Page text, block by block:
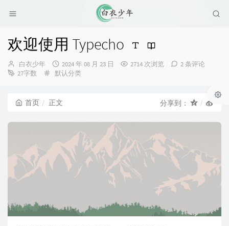
欢迎使用 Typecho
博
主：
白衣少年
发
布
2024 年 08 月 23 日 2714 次浏览
2 条评论
27字数
分
默认分类
首页 正文 分享到：